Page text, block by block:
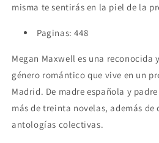
misma te sentirás en la piel de la
Paginas: 448
Megan Maxwell es una
género romántico que vive en un
Madrid. De madre española y
más de treinta novelas, además de
antologías colectivas.